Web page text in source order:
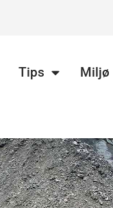
Tips Miljø